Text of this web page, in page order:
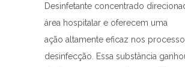
Desinfetante concentrado
área hospitalar e oferecem uma
ação altamente eficaz nos
desinfecção. Essa substância